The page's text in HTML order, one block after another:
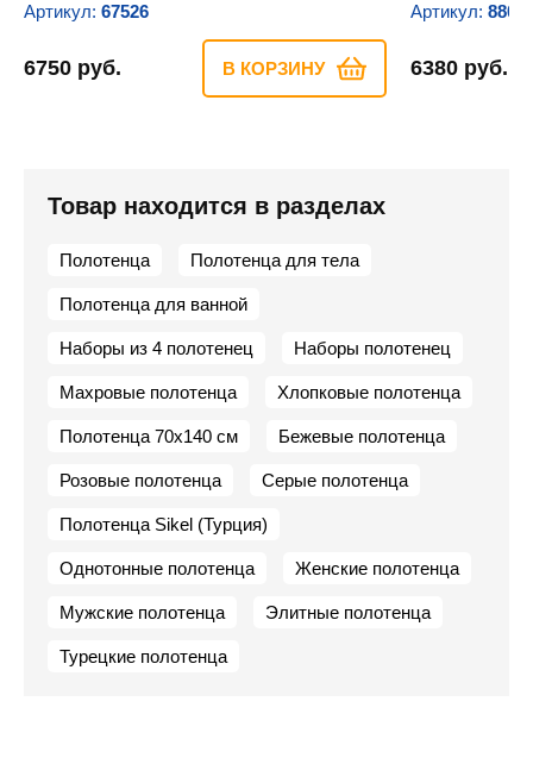
Артикул: 67526
6750 руб. В КОРЗИНУ
Артикул:
6380 руб.
Товар находится в разделах
Полотенца Полотенца для тела
Полотенца для ванной
Наборы из 4 полотенец Наборы полотенец
Махровые полотенца Хлопковые полотенца
Полотенца 70х140 см Бежевые полотенца
Розовые полотенца Серые полотенца
Полотенца Sikel (Турция)
Однотонные полотенца Женские полотенца
Мужские полотенца Элитные полотенца
Турецкие полотенца